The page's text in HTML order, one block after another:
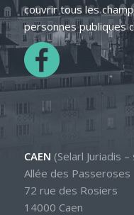
couvrir tous les
personnes publiques
CAEN (Selarl Juriadis
Allée des Passeroses
72 rue des Rosiers
14000 Caen